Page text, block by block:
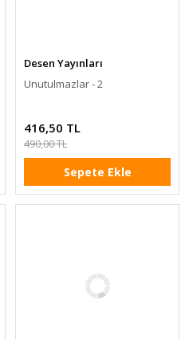
Desen Yayınları
Unutulmazlar - 2
416,50 TL
490,00 TL
Sepete Ekle